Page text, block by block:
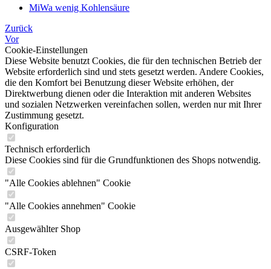
MiWa wenig Kohlensäure
Zurück
Vor
Cookie-Einstellungen
Diese Website benutzt Cookies, die für den technischen Betrieb der
Website erforderlich sind und stets gesetzt werden. Andere Cookies,
die den Komfort bei Benutzung dieser Website erhöhen, der
Direktwerbung dienen oder die Interaktion mit anderen Websites
und sozialen Netzwerken vereinfachen sollen, werden nur mit Ihrer
Zustimmung gesetzt.
Konfiguration
Technisch erforderlich
Diese Cookies sind für die Grundfunktionen des Shops notwendig.
"Alle Cookies ablehnen" Cookie
"Alle Cookies annehmen" Cookie
Ausgewählter Shop
CSRF-Token